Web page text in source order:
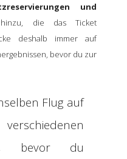
und
die das Ticket
deshalb immer auf
bevor du zur
Flug auf
bevor du